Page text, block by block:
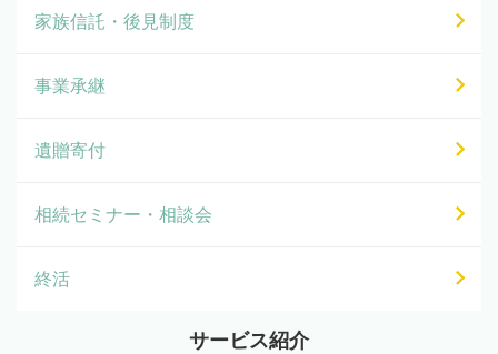
家族信託・後見制度
事業承継
遺贈寄付
相続セミナー・相談会
終活
サービス紹介